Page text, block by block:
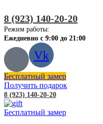
8 (923) 140-20-20
Режим работы:
Ежедневно с 9:00 до 21:00
Vk
Бесплатный замер
Получить подарок
8 (923) 140-20-20
Бесплатный замер